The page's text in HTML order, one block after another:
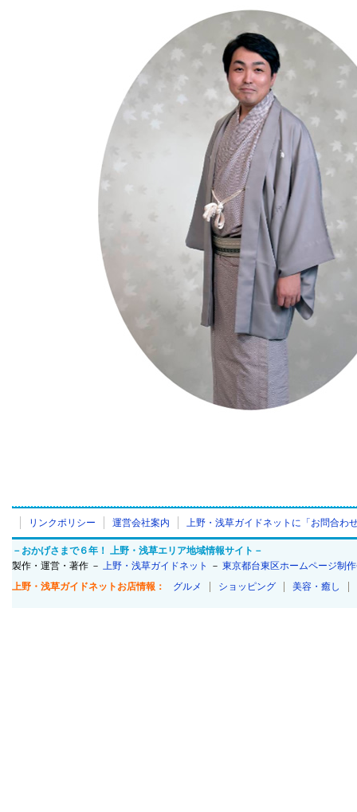
リンクポリシー 運営会社案内 上野・浅草ガイドネットに「お問合わ
－おかげさまで６年！ 上野・浅草エリア地域情報サイト－
製作・運営・著作 － 上野・浅草ガイドネット － 東京都台東区ホームページ制
上野・浅草ガイドネットお店情報：
グルメ ショッピング 美容・癒し